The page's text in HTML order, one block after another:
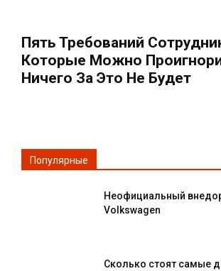
Пять Требований
Которые Можно
Ничего За Это Не Будет
Популярные
Неофициальный
Volkswagen
Сколько стоят самые